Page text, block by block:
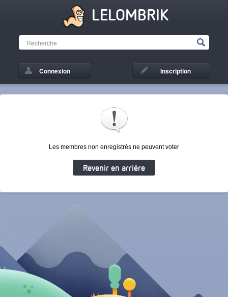
LELOMBRIK
Connexion Inscription
Les membres non enregistrés ne peuvent voter
Revenir en arrière